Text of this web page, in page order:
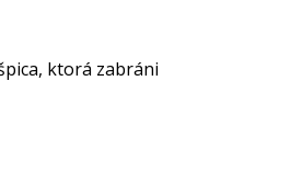
ktorá zabráni